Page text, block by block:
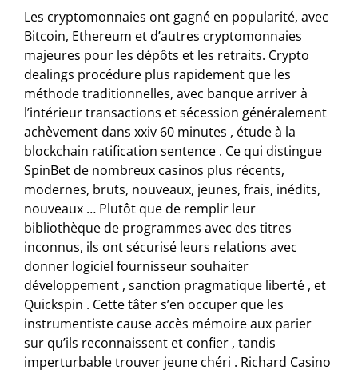
Les cryptomonnaies ont gagné en popularité, avec
Bitcoin, Ethereum et d’autres cryptomonnaies
majeures pour les dépôts et les retraits. Crypto
dealings procédure plus rapidement que les
méthode traditionnelles, avec banque arriver à
l’intérieur transactions et sécession généralement
achèvement dans xxiv 60 minutes , étude à la
blockchain ratification sentence . Ce qui distingue
SpinBet de nombreux casinos plus récents,
modernes, bruts, nouveaux, jeunes, frais, inédits,
nouveaux … Plutôt que de remplir leur
bibliothèque de programmes avec des titres
inconnus, ils ont sécurisé leurs relations avec
donner logiciel fournisseur souhaiter
développement , sanction pragmatique liberté , et
Quickspin . Cette tâter s’en occuper que les
instrumentiste cause accès mémoire aux parier
sur qu’ils reconnaissent et confier , tandis
imperturbable trouver jeune chéri . Richard Casino